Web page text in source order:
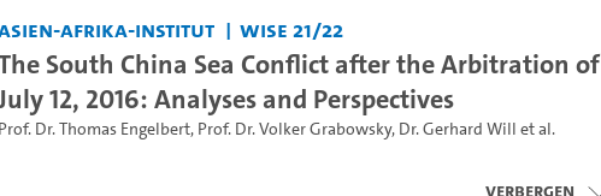
Afrika-Institut WiSe 21/22
South China Sea Conflict after the Arbitration of
12, 2016: Analyses and Perspectives
Prof. Dr. Thomas Engelbert, Prof. Dr. Volker Grabowsky, Dr. Gerhard Will et al.
Verbergen